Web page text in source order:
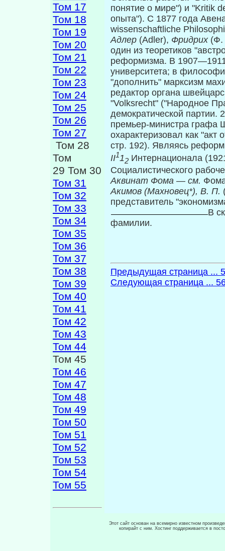
Том 17
Том 18
Том 19
Том 20
Том 21
Том 22
Том 23
Том 24
Том 25
Том 26
Том 27
Том 28
Том
29 Том 30
Том 31
Том 32
Том 33
Том 34
Том 35
Том 36
Том 37
Том 38
Том 39
Том 40
Том 41
Том 42
Том 43
Том 44
Том 45
Том 46
Том 47
Том 48
Том 49
Том 50
Том 51
Том 52
Том 53
Том 54
Том 55
понятие о мире") и "Kritik
опыта"). С 1877 года
wissenschaftliche
Адлер (Adler), Фридрих (Ф.
один из теоретиков
реформизма. В
университета; в
"дополнить" мар­ксизм
редактор органа
"Volksrecht" ("Народное
демократической партии.
премьер-министра графа
охарактеризовал как "акт
стр. 192). Являясь
II112 Интернационала
Социалистического
Аквинат Фома — см.
Акимов (Махновец*), В. П.
представитель
В
фамилии.
Предыдущая страница ...
Следующая страница ...
Этот сайт основан на всемирно известном
копирайт с ним. Хостинг поддерживается в